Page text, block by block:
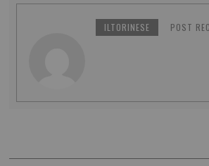
ILTORINESE POST